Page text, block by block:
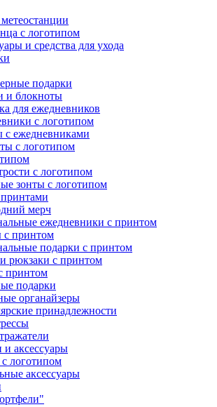
с логотипом
и средства для ухода
подарки
и блокноты
для ежедневников
с логотипом
с ежедневниками
с логотипом
с логотипом
зонты с логотипом
мерч
ежедневники с принтом
принтом
подарки с принтом
рюкзаки с принтом
принтом
подарки
органайзеры
принадлежности
аксессуары
логотипом
аксессуары